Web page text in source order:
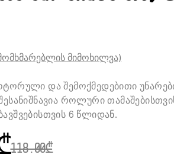
მიმოხილვა)
და შემოქმედებითი
როლური
6 წლიდან.
118.00₾